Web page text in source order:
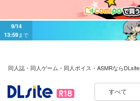
9/14
13:59まで
同人誌・同人ゲーム・同人ボイス・ASMRならDLsite
すべて